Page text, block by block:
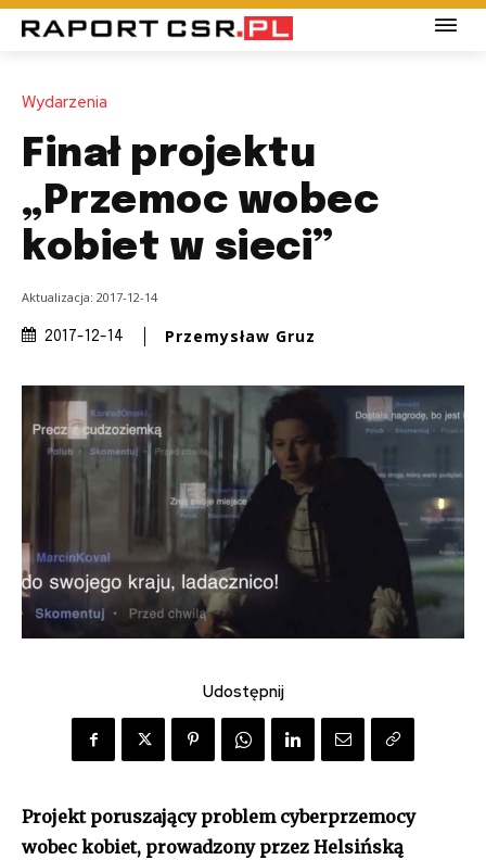
Wydarzenia
Finał projektu
„Przemoc wobec
kobiet w sieci”
Aktualizacja: 2017-12-14
2017-12-14 Przemysław Gruz
Udostępnij
Projekt poruszający problem cyberprzemocy
wobec kobiet, prowadzony przez Helsińską